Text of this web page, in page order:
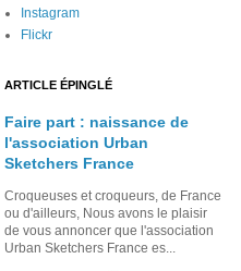
Instagram
Flickr
ARTICLE ÉPINGLÉ
Faire part : naissance de
l'association Urban
Sketchers France
Croqueuses et croqueurs, de France
ou d'ailleurs, Nous avons le plaisir
de vous annoncer que l'association
Urban Sketchers France es...